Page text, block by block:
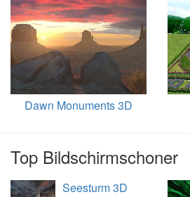
Dawn Monuments 3D
Top Bildschirmschoner
Seesturm 3D